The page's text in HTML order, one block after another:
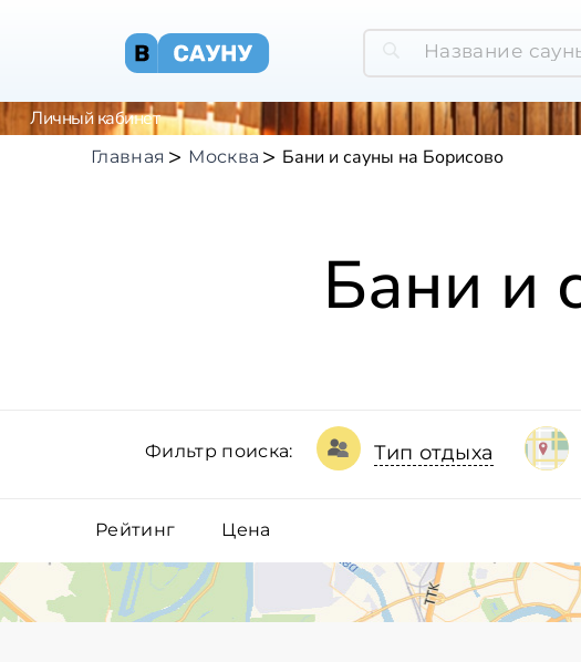
Личный кабинет
Главная Москва Бани и сауны на Борисово
Бани и
Фильтр поиска: Тип отдыха
Рейтинг Цена